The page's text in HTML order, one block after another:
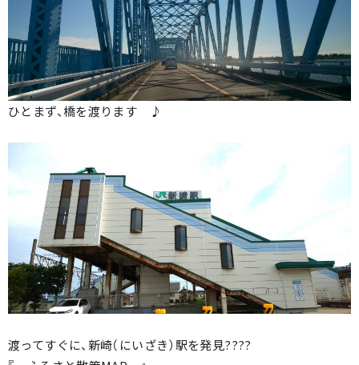
ひとまず、橋を渡ります ♪
渡ってすぐに、新崎（にいざき）駅を発見????